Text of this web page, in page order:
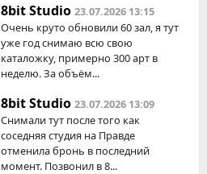
8bit Studio 23.07.2026 13:15
Очень круто обновили 60 зал, я тут
уже год снимаю всю свою
каталожку, примерно 300 арт в
неделю. За объём...
8bit Studio 23.07.2026 13:09
Снимали тут после того как
соседняя студия на Правде
отменила бронь в последний
момент. Позвонил в 8...